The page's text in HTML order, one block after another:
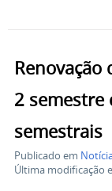
2 semestre
semestrais
Publicado em
Última modificação